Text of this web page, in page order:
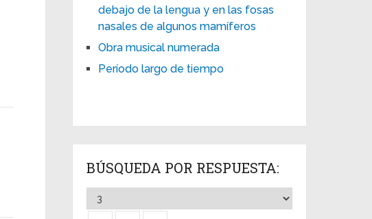
debajo de la lengua y en las fosas
nasales de algunos mamíferos
Obra musical numerada
Período largo de tiempo
BÚSQUEDA POR RESPUESTA: